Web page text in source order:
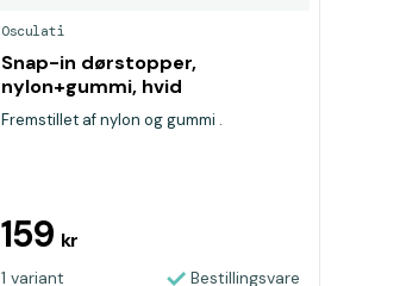
Osculati
Snap-in dørstopper,
nylon+gummi, hvid
Fremstillet af nylon og gummi .
159 kr
1 variant Bestillingsvare